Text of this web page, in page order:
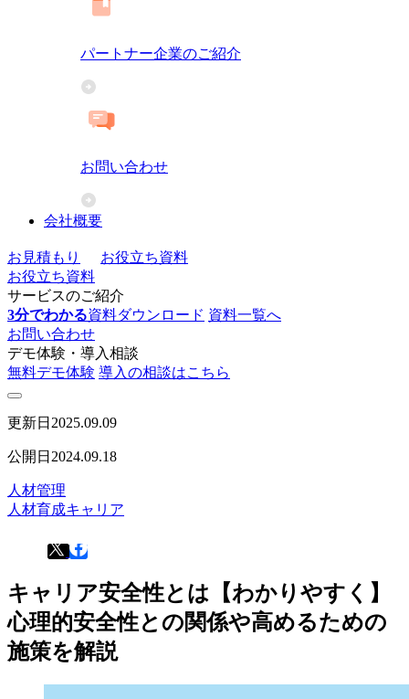
パートナー企業のご紹介
お問い合わせ
会社概要
お見積もり
お役立ち資料
お役立ち資料
サービスのご紹介
3分でわかる資料ダウンロード 資料一覧へ
お問い合わせ
デモ体験・導入相談
無料デモ体験 導入の相談はこちら
更新日 2025.09.09
公開日 2024.09.18
人材管理
人材育成キャリア
キャリア安全性とは【わかりやすく】
心理的安全性との関係や高めるための
施策を解説